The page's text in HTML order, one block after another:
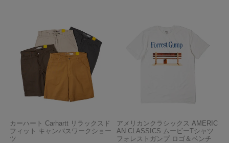
カーハート Carhartt リラックスド
フィット キャンバスワークショー
ツ
アメリカンクラシックス AMERIC
AN CLASSICS ムービーTシャツ
フォレストガンプ ロゴ＆ベンチ